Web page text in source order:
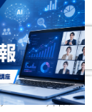
るこ
出そうサイドバー